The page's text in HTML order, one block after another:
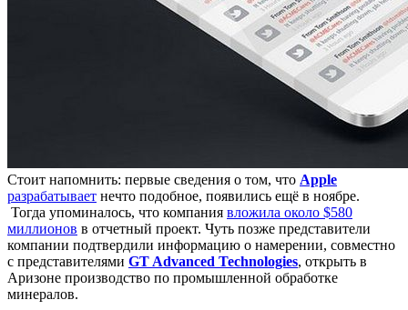
Стоит напомнить: первые сведения о том, что Apple
разрабатывает нечто подобное, появились ещё в ноябре.
Тогда упоминалось, что компания вложила около $580
миллионов в отчетный проект. Чуть позже представители
компании подтвердили информацию о намерении, совместно
с представителями GT Advanced Technologies, открыть в
Аризоне производство по промышленной обработке
минералов.